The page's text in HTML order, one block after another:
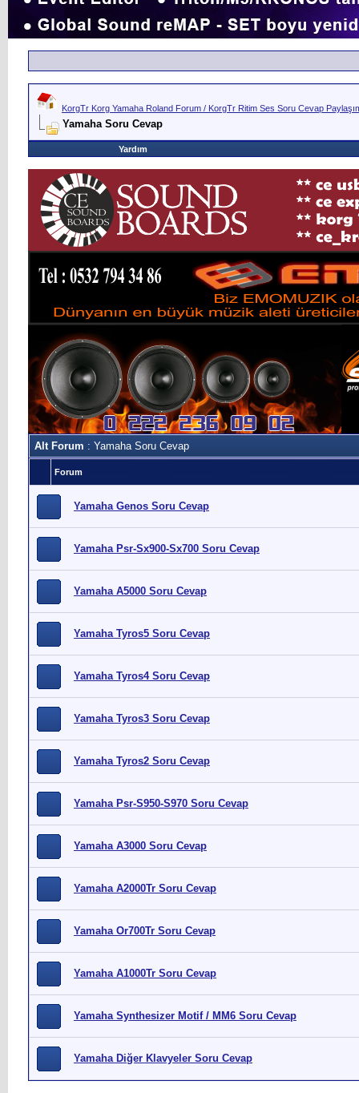
KorgTr Korg Yamaha Roland Forum / KorgTr Ritim Ses Soru Cevap
Yamaha Soru Cevap
Yardım
Alt Forum : Yamaha Soru Cevap
Forum
Yamaha Genos Soru Cevap
Yamaha Psr-Sx900-Sx700 Soru Cevap
Yamaha A5000 Soru Cevap
Yamaha Tyros5 Soru Cevap
Yamaha Tyros4 Soru Cevap
Yamaha Tyros3 Soru Cevap
Yamaha Tyros2 Soru Cevap
Yamaha Psr-S950-S970 Soru Cevap
Yamaha A3000 Soru Cevap
Yamaha A2000Tr Soru Cevap
Yamaha Or700Tr Soru Cevap
Yamaha A1000Tr Soru Cevap
Yamaha Synthesizer Motif / MM6 Soru Cevap
Yamaha Diğer Klavyeler Soru Cevap